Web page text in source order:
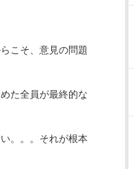
こそ、意見の問題
た全員が最終的な
。。。それが根本